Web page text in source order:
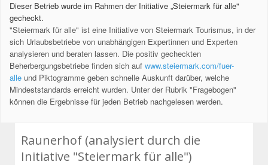
Dieser Betrieb wurde im Rahmen der Initiative „Steiermark für alle"
gecheckt.
"Steiermark für alle" ist eine Initiative von Steiermark Tourismus, in der
sich Urlaubsbetriebe von unabhängigen Expertinnen und Experten
analysieren und beraten lassen. Die positiv gecheckten
Beherbergungsbetriebe finden sich auf www.steiermark.com/fuer-
alle und Piktogramme geben schnelle Auskunft darüber, welche
Mindeststandards erreicht wurden. Unter der Rubrik "Fragebogen"
können die Ergebnisse für jeden Betrieb nachgelesen werden.
Raunerhof (analysiert durch die
Initiative "Steiermark für alle")